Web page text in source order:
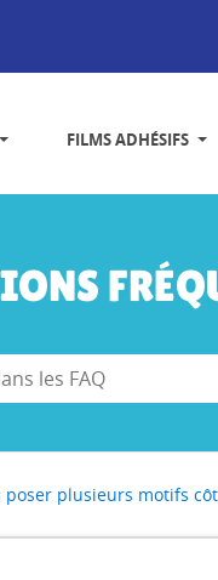
FILMS ADHÉSIFS
poser plusieurs motifs